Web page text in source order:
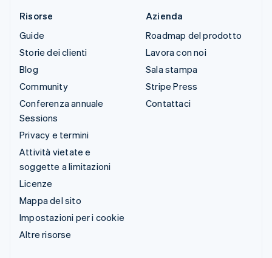
Risorse
Guide
Storie dei clienti
Blog
Community
Conferenza annuale
Sessions
Privacy e termini
Attività vietate e
soggette a limitazioni
Licenze
Mappa del sito
Impostazioni per i cookie
Altre risorse
Azienda
Roadmap del prodotto
Lavora con noi
Sala stampa
Stripe Press
Contattaci